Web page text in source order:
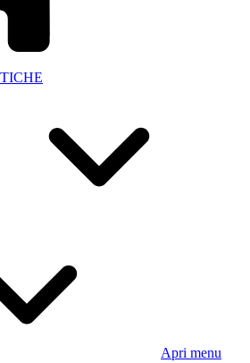
Apri menu